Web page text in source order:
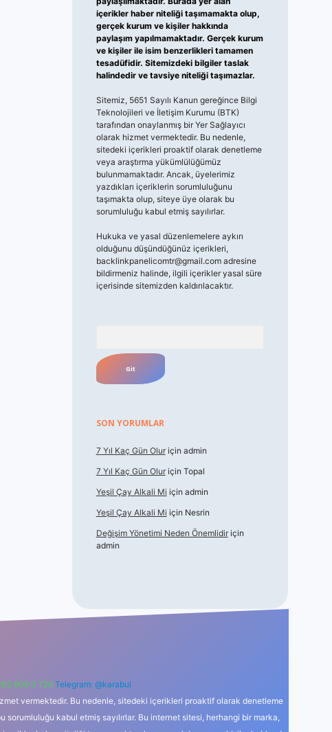
içerikler haber niteliği taşımamakta olup,
gerçek kurum ve kişiler hakkında
paylaşım yapılmamaktadır. Gerçek kurum
ve kişiler ile isim benzerlikleri tamamen
tesadüfidir. Sitemizdeki bilgiler taslak
halindedir ve tavsiye niteliği taşımazlar.
Sitemiz, 5651 Sayılı Kanun gereğince Bilgi
Teknolojileri ve İletişim Kurumu (BTK)
tarafından onaylanmış bir Yer Sağlayıcı
olarak hizmet vermektedir. Bu nedenle,
sitedeki içerikleri proaktif olarak denetleme
veya araştırma yükümlülüğümüz
bulunmamaktadır. Ancak, üyelerimiz
yazdıkları içeriklerin sorumluluğunu
taşımakta olup, siteye üye olarak bu
sorumluluğu kabul etmiş sayılırlar.
Hukuka ve yasal düzenlemelere aykırı
olduğunu düşündüğünüz içerikleri,
backlinkpanelicomtr@gmail.comadresine
bildirmeniz halinde, ilgili içerikler yasal süre
içerisinde sitemizden kaldırılacaktır.
SON YORUMLAR
7 Yıl Kaç Gün Oluriçin admin
7 Yıl Kaç Gün Oluriçin Topal
Yeşil Çay Alkali Mi için admin
Yeşil Çay Alkali Mi için Nesrin
Değişim Yönetimi Neden Önemlidiriçin
admin
606 0 726 Telegram: @karabul
vermektedir. Bu nedenle, sitedeki içerikleri proaktif olarak denetleme
kabul etmiş sayılırlar. Bu internet sitesi, herhangi bir marka,